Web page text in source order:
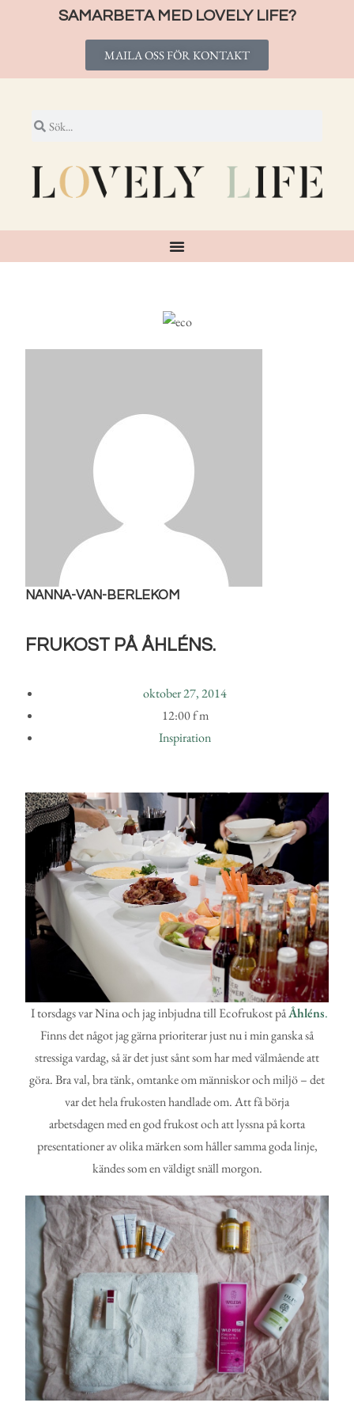
SAMARBETA MED LOVELY LIFE?
MAILA OSS FÖR KONTAKT
NANNA-VAN-BERLEKOM
FRUKOST PÅ ÅHLÉNS.
oktober 27, 2014
12:00 f m
Inspiration
I torsdags var Nina och jag inbjudna till Ecofrukost påÅhléns.
Finns det något jag gärna prioriterar just nu i min ganska så
stressiga vardag, så är det just sånt som har med välmående att
göra. Bra val, bra tänk, omtanke om människor och miljö – det
var det hela frukosten handlade om. Att få börja
arbetsdagen med en god frukost och att lyssna på korta
presentationer av olika märken som håller samma goda linje,
kändes som en väldigt snäll morgon.